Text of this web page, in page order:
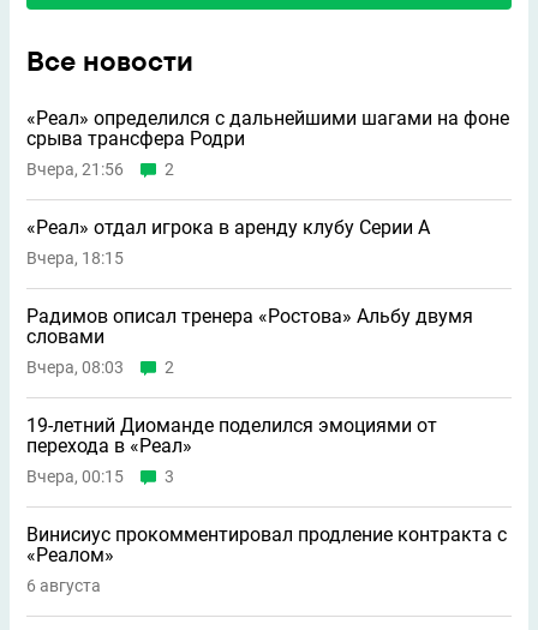
Все новости
«Реал» определился с дальнейшими шагами на фоне
срыва трансфера Родри
Вчера, 21:56 2
«Реал» отдал игрока в аренду клубу Серии А
Вчера, 18:15
Радимов описал тренера «Ростова» Альбу двумя
словами
Вчера, 08:03 2
19-летний Диоманде поделился эмоциями от
перехода в «Реал»
Вчера, 00:15 3
Винисиус прокомментировал продление контракта с
«Реалом»
6 августа